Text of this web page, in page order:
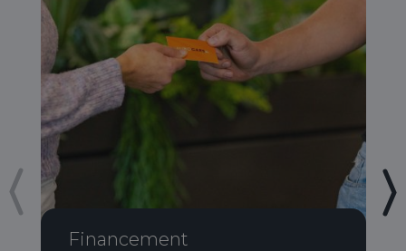
Financement